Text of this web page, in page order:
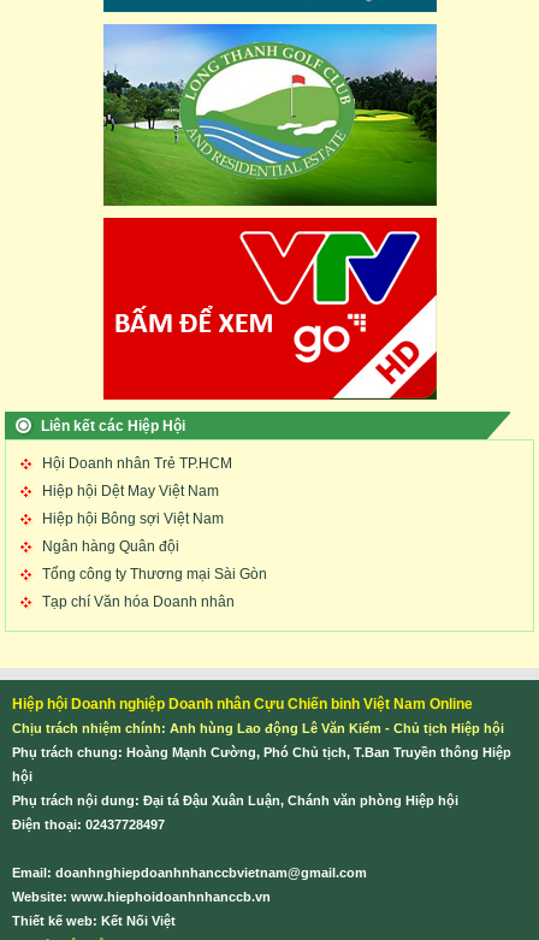
Liên kết các Hiệp Hội
Hội Doanh nhân Trẻ TP.HCM
Hiệp hội Dệt May Việt Nam
Hiệp hội Bông sợi Việt Nam
Ngân hàng Quân đội
Tổng công ty Thương mại Sài Gòn
Tạp chí Văn hóa Doanh nhân
Hiệp hội Doanh nghiệp Doanh nhân Cựu Chiến binh Việt Nam Online
Chịu trách nhiệm chính: Anh hùng Lao động Lê Văn Kiểm - Chủ tịch Hiệp hội
Phụ trách chung: Hoàng Mạnh Cường, Phó Chủ tịch, T.Ban Truyền thông Hiệp
hội
Phụ trách nội dung: Đại tá Đậu Xuân Luận, Chánh văn phòng Hiệp hội
Điện thoại: 02437728497
Email: doanhnghiepdoanhnhanccbvietnam@gmail.com
Website: www.hiephoidoanhnhanccb.vn
Thiết kế web: Kết Nối Việt